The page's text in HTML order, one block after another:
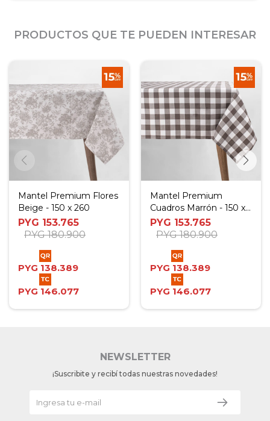
PRODUCTOS QUE TE PUEDEN INTERESAR
Mantel Premium Flores
Beige - 150 x 260
PYG 153.765
PYG 180.900
PYG 138.389
PYG 146.077
Mantel Premium
Cuadros Marrón - 150 x
260
PYG 153.765
PYG 180.900
PYG 138.389
PYG 146.077
NEWSLETTER
¡Suscribite y recibí todas nuestras novedades!